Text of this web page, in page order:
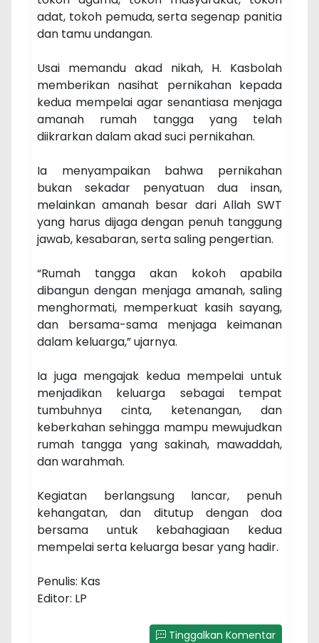
adat, tokoh pemuda, serta segenap panitia
dan tamu undangan.
Usai memandu akad nikah, H. Kasbolah
memberikan nasihat pernikahan kepada
kedua mempelai agar senantiasa menjaga
amanah rumah tangga yang telah
diikrarkan dalam akad suci pernikahan.
Ia menyampaikan bahwa pernikahan
bukan sekadar penyatuan dua insan,
melainkan amanah besar dari Allah SWT
yang harus dijaga dengan penuh tanggung
jawab, kesabaran, serta saling pengertian.
“Rumah tangga akan kokoh apabila
dibangun dengan menjaga amanah, saling
menghormati, memperkuat kasih sayang,
dan bersama-sama menjaga keimanan
dalam keluarga,” ujarnya.
Ia juga mengajak kedua mempelai untuk
menjadikan keluarga sebagai tempat
tumbuhnya cinta, ketenangan, dan
keberkahan sehingga mampu mewujudkan
rumah tangga yang sakinah, mawaddah,
dan warahmah.
Kegiatan berlangsung lancar, penuh
kehangatan, dan ditutup dengan doa
bersama untuk kebahagiaan kedua
mempelai serta keluarga besar yang hadir.
Penulis: Kas
Editor: LP
Tinggalkan Komentar